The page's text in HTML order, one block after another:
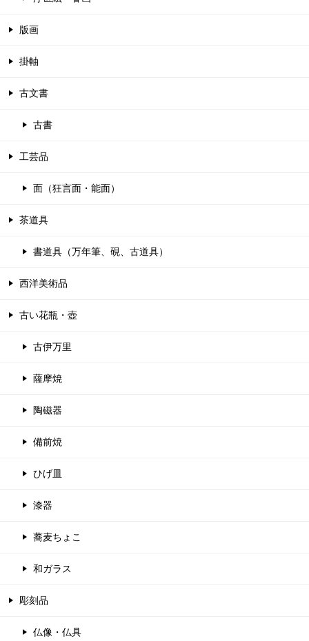
版画
掛軸
古文書
古書
工芸品
面（狂言面・能面）
茶道具
書道具（万年筆、硯、古道具）
西洋美術品
古い花瓶・壺
古伊万里
薩摩焼
陶磁器
備前焼
ひげ皿
漆器
蕎麦ちょこ
和ガラス
彫刻品
仏像・仏具